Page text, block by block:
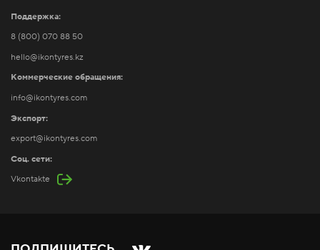
Поддержка:
8 (800) 070 88 50
hello@ikontyres.kz
Коммерческие обращения:
info@ikontyres.com
Экспорт:
export@ikontyres.com
Соц. сети:
Vkontakte